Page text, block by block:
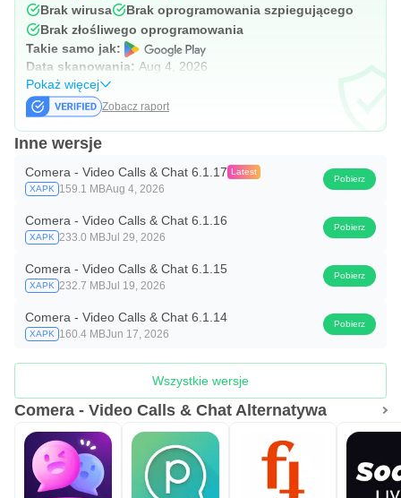
Brak wirusa
Brak oprogramowania szpiegującego
Brak złośliwego oprogramowania
Takie samo jak:
Data skanowania: Aug 4, 2026
Pokaż więcej
Zobacz raport
Inne wersje
Comera - Video Calls & Chat 6.1.17 Latest
XAPK
159.1 MBAug 4, 2026
Pobierz
Comera - Video Calls & Chat 6.1.16
XAPK 233.0 MBJul 29, 2026
Pobierz
Comera - Video Calls & Chat 6.1.15
XAPK 232.7 MBJul 19, 2026
Pobierz
Comera - Video Calls & Chat 6.1.14
XAPK 160.4 MBJun 17, 2026
Pobierz
Wszystkie wersje
Comera - Video Calls & Chat Alternatywa